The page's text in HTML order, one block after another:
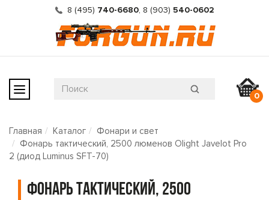
8 (495) 740-6680, 8 (903) 540-0602
0
Главная Каталог
Фонари и свет
Фонарь тактический, 2500 люменов Olight Javelot Pro
2 (диод Luminus SFT-70)
Фонарь тактический, 2500